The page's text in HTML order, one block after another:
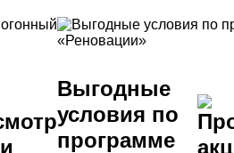
Выгодные
условия по
программе